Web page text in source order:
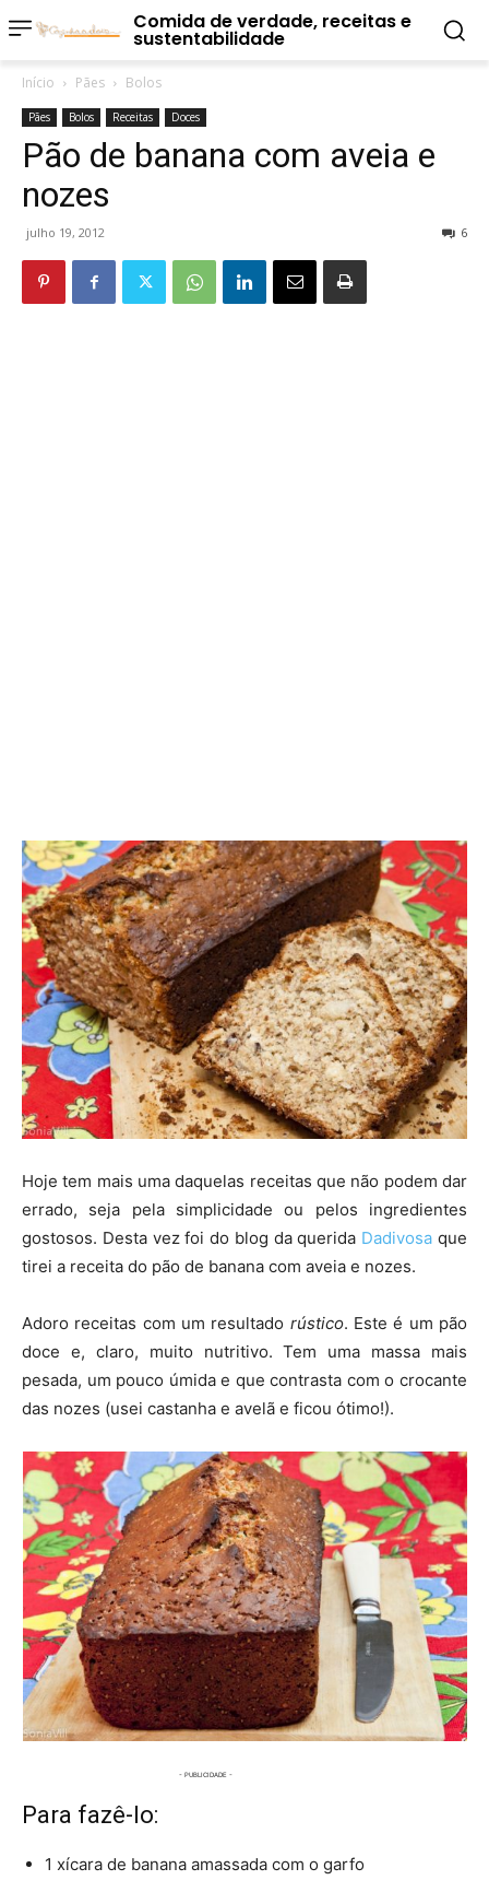
Comida de verdade, receitas e
sustentabilidade
Início Pães Bolos
Pães Bolos Receitas Doces
Pão de banana com aveia e
nozes
julho 19, 2012 6
Hoje tem mais uma daquelas receitas que não podem dar
errado, seja pela simplicidade ou pelos ingredientes
gostosos. Desta vez foi do blog da querida Dadivosaque
tirei a receita do pão de banana com aveia e nozes.
Adoro receitas com um resultado rústico. Este é um pão
doce e, claro, muito nutritivo. Tem uma massa mais
pesada, um pouco úmida e que contrasta com o crocante
das nozes (usei castanha e avelã e ficou ótimo!).
Para fazê-lo:
1 xícara de banana amassada com o garfo